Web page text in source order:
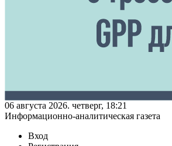
06 августа 2026. четверг, 18:21
Информационно-аналитическая газета
Вход